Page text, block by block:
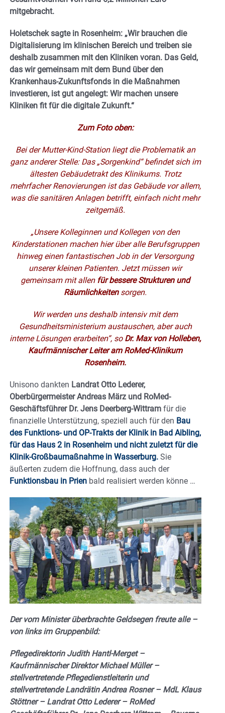
mitgebracht.
Holetschek sagte in Rosenheim: „Wir brauchen die
Digitalisierung im klinischen Bereich und treiben sie
deshalb zusammen mit den Kliniken voran. Das Geld,
das wir gemeinsam mit dem Bund über den
Krankenhaus-Zukunftsfonds in die Maßnahmen
investieren, ist gut angelegt: Wir machen unsere
Kliniken fit für die digitale Zukunft.“
Zum Foto oben:
Bei der Mutter-Kind-Station liegt die Problematik an
ganz anderer Stelle: Das „Sorgenkind“ befindet sich im
ältesten Gebäudetrakt des Klinikums. Trotz
mehrfacher Renovierungen ist das Gebäude vor allem,
was die sanitären Anlagen betrifft, einfach nicht mehr
zeitgemäß.
„Unsere Kolleginnen und Kollegen von den
Kinderstationen machen hier über alle Berufsgruppen
hinweg einen fantastischen Job in der Versorgung
unserer kleinen Patienten. Jetzt müssen wir
gemeinsam mit allen für bessere Strukturen und
Räumlichkeitensorgen.
Wir werden uns deshalb intensiv mit dem
Gesundheitsministerium austauschen, aber auch
interne Lösungen erarbeiten“, so Dr. Max von Holleben,
Kaufmännischer Leiter am RoMed-Klinikum
Rosenheim.
Unisono dankten Landrat Otto Lederer,
Oberbürgermeister Andreas März und RoMed-
Geschäftsführer Dr. Jens Deerberg-Wittram für die
finanzielle Unterstützung, speziell auch für den Bau
des Funktions- und OP-Trakts der Klinik in Bad Aibling,
für das Haus 2 in Rosenheim und nicht zuletzt für die
Klinik-Großbaumaßnahme in Wasserburg. Sie
äußerten zudem die Hoffnung, dass auch der
Funktionsbau in Prien bald realisiert werden könne …
Der vom Minister überbrachte Geldsegen freute alle –
von links im Gruppenbild:
Pflegedirektorin Judith Hantl-Merget –
Kaufmännischer Direktor Michael Müller –
stellvertretende Pflegedienstleiterin und
stellvertretende Landrätin Andrea Rosner – MdL Klaus
Stöttner – Landrat Otto Lederer – RoMed